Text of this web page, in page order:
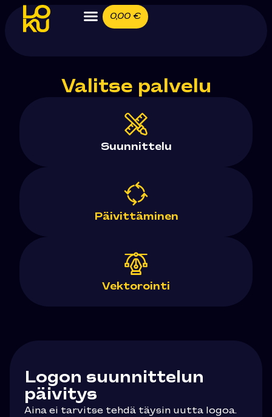
Muut suunnittelutyöt
0,00 €
Valitse palvelu
Suunnittelu
Päivittäminen
Vektorointi
Logon suunnittelun
päivitys
Aina ei tarvitse tehdä täysin uutta logoa.